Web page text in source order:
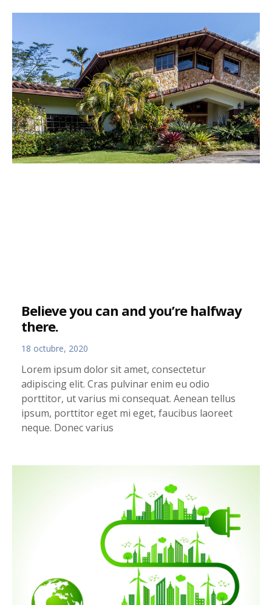
Believe you can and you’re halfway
there.
18 octubre, 2020
Lorem ipsum dolor sit amet, consectetur
adipiscing elit. Cras pulvinar enim eu odio
porttitor, ut varius mi consequat. Aenean tellus
ipsum, porttitor eget mi eget, faucibus laoreet
neque. Donec varius